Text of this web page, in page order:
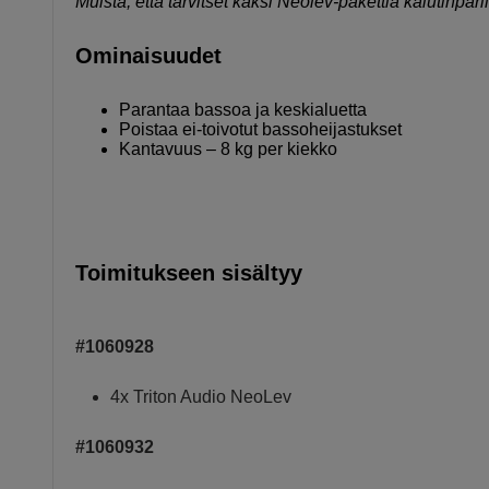
Ominaisuudet
Parantaa bassoa ja keskialuetta
Poistaa ei-toivotut bassoheijastukset
Kantavuus – 8 kg per kiekko
Toimitukseen sisältyy
#1060928
4x Triton Audio NeoLev
#1060932